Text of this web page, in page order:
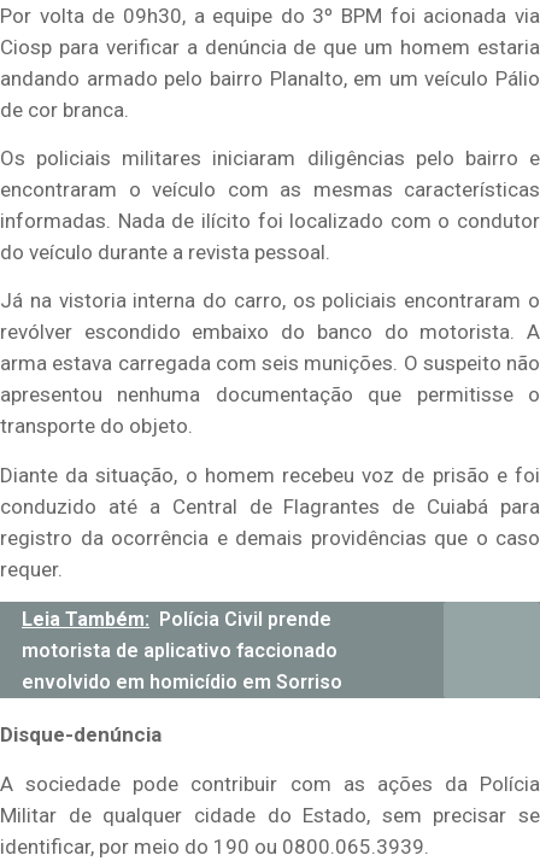
Por volta de 09h30, a equipe do 3º BPM foi acionada via
Ciosp para verificar a denúncia de que um homem estaria
andando armado pelo bairro Planalto, em um veículo Pálio
de cor branca.
Os policiais militares iniciaram diligências pelo bairro e
encontraram o veículo com as mesmas características
informadas. Nada de ilícito foi localizado com o condutor
do veículo durante a revista pessoal.
Já na vistoria interna do carro, os policiais encontraram o
revólver escondido embaixo do banco do motorista. A
arma estava carregada com seis munições. O suspeito não
apresentou nenhuma documentação que permitisse o
transporte do objeto.
Diante da situação, o homem recebeu voz de prisão e foi
conduzido até a Central de Flagrantes de Cuiabá para
registro da ocorrência e demais providências que o caso
requer.
Leia Também: Polícia Civil prende
motorista de aplicativo faccionado
envolvido em homicídio em Sorriso
Disque-denúncia
A sociedade pode contribuir com as ações da Polícia
Militar de qualquer cidade do Estado, sem precisar se
identificar, por meio do 190 ou 0800.065.3939.